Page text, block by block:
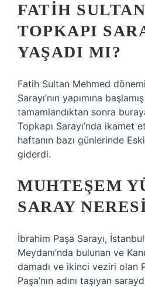
FATIH
TOPKAPI
YAŞADI MI?
Fatih Sultan Mehmed
Sarayı’nın yapımına
tamamlandıktan sonra
Topkapı Sarayı’nda ikamet
haftanın bazı günlerinde
giderdi.
MUHTEŞEM
SARAY
İbrahim Paşa Sarayı,
Meydanı’nda bulunan ve
damadı ve ikinci veziri olan
Paşa’nın adını taşıyan